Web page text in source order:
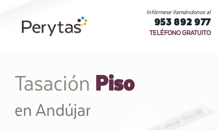
Infórmese llamándonos al
953 892 977
TELÉFONO GRATUITO
Tasación Piso
en Andújar